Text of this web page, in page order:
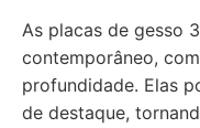
As placas de gesso
contemporâneo,
profundidade. Elas
de destaque,